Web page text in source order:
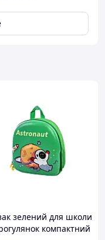
зелений для школи
компактний